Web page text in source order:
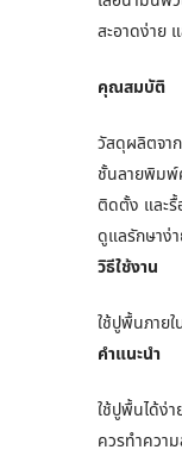
สะอาดง่าย
คุณสมบัติ
วัสดุผลิตจา
ชั้นลายพิมพ์
ติดตั้ง และรื้
ดูแลรักษาง่า
วิธีใช้งาน
ใช้ปูพื้นภายใ
คำแนะนำ
ใช้ปูพื้นได้ง่า
ควรทำควา